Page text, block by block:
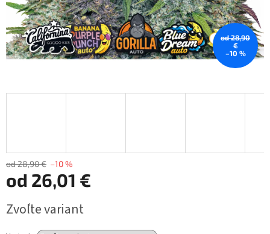
od 28,90
€
–10 %
od 28,90 € –10 %
od 26,01 €
cena:
Zvoľte variant